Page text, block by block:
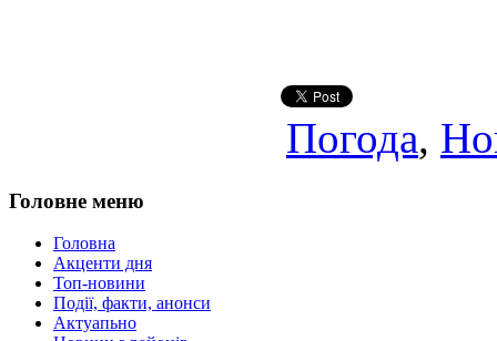
Погода,
Головне меню
Головна
Акценти дня
Топ-новини
Події, факти, анонси
Актуапьно